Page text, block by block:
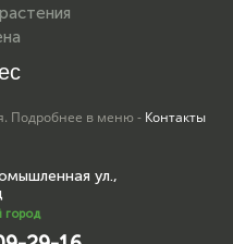
Подробнее в меню - Контакты
ул.,
город